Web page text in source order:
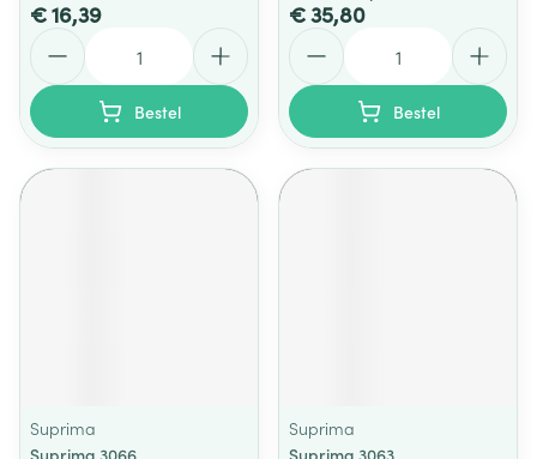
€ 16,39
Bestel
€ 35,80
Bestel
Suprima
Suprima 3066
Suprima
Suprima 3063